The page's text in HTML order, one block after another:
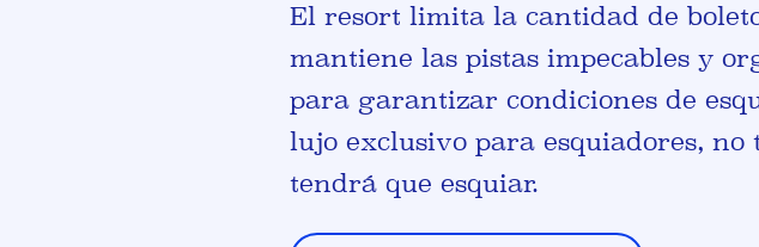
El resort limita la cantidad de
mantiene las pistas impecables y
para garantizar condiciones de
lujo exclusivo para esquiadores,
tendrá que esquiar.